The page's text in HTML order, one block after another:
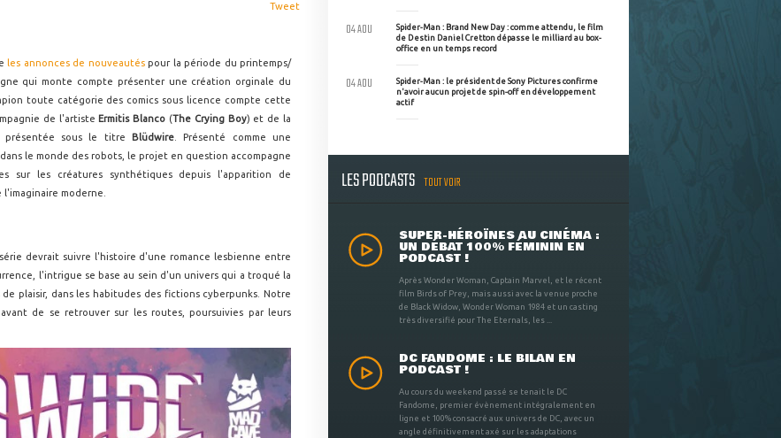
Tweet
les annonces de nouveautéspour la période du printemps/
qui monte compte présenter une création orginale du
toute catégorie des comics sous licence compte cette
de l'artiste Ermitis Blanco (The Crying Boy) et de la
présentée sous le titre Blüdwire . Présenté comme une
dans le monde des robots, le projet en question accompagne
sur les créatures synthétiques depuis l'apparition de
moderne.
devrait suivre l'histoire d'une romance lesbienne entre
l'intrigue se base au sein d'un univers qui a troqué la
plaisir, dans les habitudes des fictions cyberpunks. Notre
de se retrouver sur les routes, poursuivies par leurs
Spider-Man : Brand New Day : comme attendu, le film
de Destin Daniel Cretton dépasse le milliard au box-
office en un temps record
04 AOU
Spider-Man : le président de Sony Pictures confirme
n'avoir aucun projet de spin-off en développement
actif
04 AOU
LES PODCASTS TOUT VOIR
SUPER-HÉROÏNES AU CINÉMA :
UN DÉBAT 100% FÉMININ EN
PODCAST !
Après Wonder Woman, Captain Marvel, et le récent
film Birds of Prey, mais aussi avec la venue proche
de Black Widow, Wonder Woman 1984 et un casting
très diversifié pour The Eternals, les ...
DC FANDOME : LE BILAN EN
PODCAST !
Au cours du weekend passé se tenait le DC
Fandome, premier évènement intégralement en
ligne et 100% consacré aux univers de DC, avec un
angle définitivement axé sur les adaptations